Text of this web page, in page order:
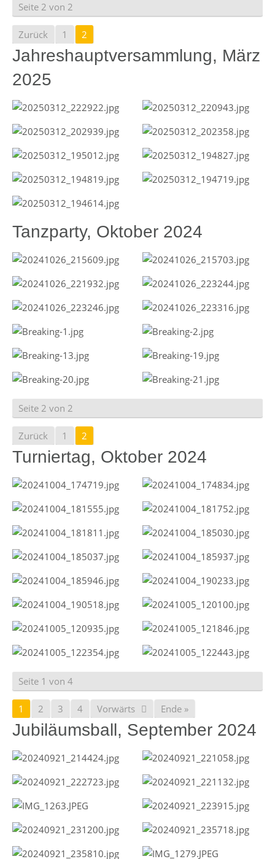
Seite 2 von 2
Zurück 1 2
Jahreshauptversammlung, März
2025
Tanzparty, Oktober 2024
Seite 2 von 2
Zurück 1 2
Turniertag, Oktober 2024
Seite 1 von 4
1 2 3 4 Vorwärts Ende »
Jubiläumsball, September 2024